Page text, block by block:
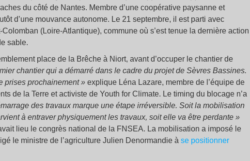
du côté de Nantes. Membre d’une coopérative paysanne et
d’une mouvance autonome. Le 21 septembre, il est parti avec
Colomban (Loire-Atlantique), commune où s’est tenue la dernière action
sable.
place de la Brêche à Niort, avant d’occuper le chantier de
chantier qui a démarré dans le cadre du projet de Sèvres Bassines.
prises prochainement » explique Léna Lazare, membre de l’équipe de
de la Terre et activiste de Youth for Climate. Le timing du blocage n’a
des travaux marque une étape irréversible. Soit la mobilisation
à entraver physiquement les travaux, soit elle va être perdante »
lieu le congrès national de la FNSEA. La mobilisation a imposé le
le ministre de l’agriculture Julien Denormandie à se positionner